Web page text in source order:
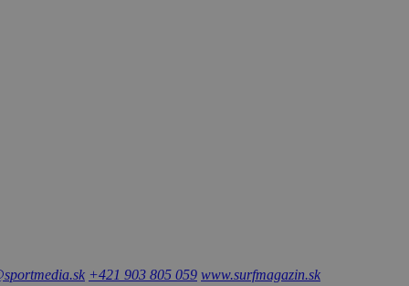
+421 903 805 059 www.surfmagazin.sk